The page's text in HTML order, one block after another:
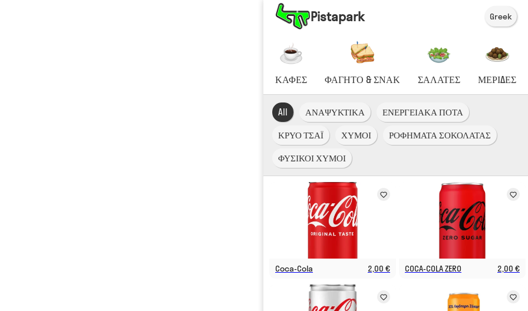
Pistapark Greek
ΚΑΦΕΣ ΦΑΓΗΤΟ & ΣΝΑΚ ΣΑΛΑΤΕΣ ΜΕΡΙΔΕΣ
All ΑΝΑΨΥΚΤΙΚΑ ΕΝΕΡΓΕΙΑΚΑ ΠΟΤΑ
ΚΡΥΟ ΤΣΑΪ ΧΥΜΟΙ ΡΟΦΗΜΑΤΑ ΣΟΚΟΛΑΤΑΣ
ΦΥΣΙΚΟΙ ΧΥΜΟΙ
Coca-Cola 2,00 € COCA-COLA ZERO 2,00 €